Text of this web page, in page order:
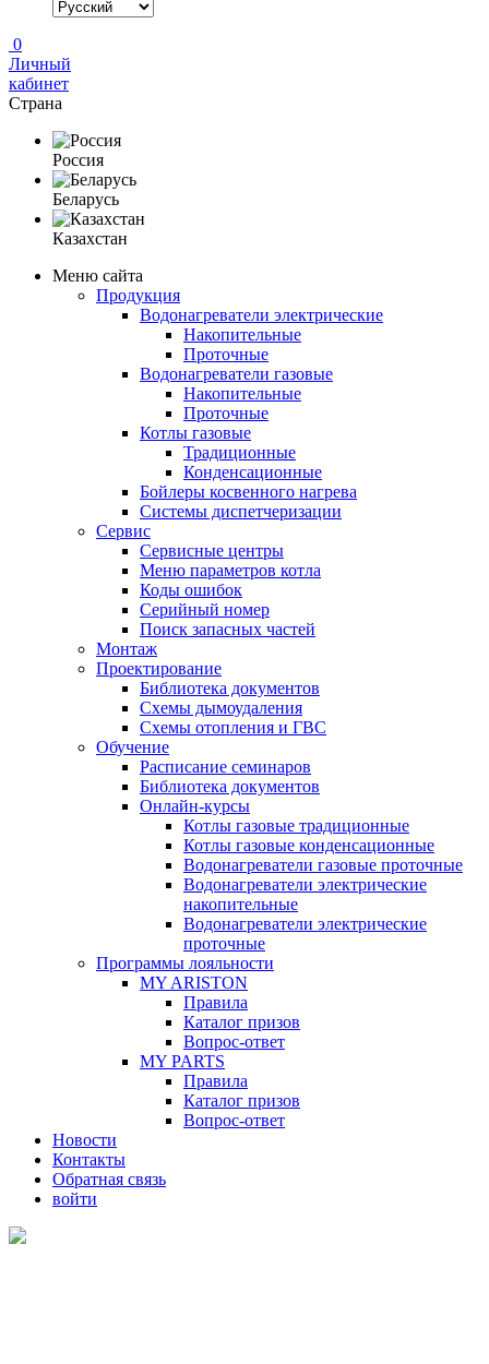
0
Личный
кабинет
Страна
Россия
Беларусь
Казахстан
Меню сайта
Продукция
Водонагреватели электрические
Накопительные
Проточные
Водонагреватели газовые
Накопительные
Проточные
Котлы газовые
Традиционные
Конденсационные
Бойлеры косвенного нагрева
Системы диспетчеризации
Сервис
Сервисные центры
Меню параметров котла
Коды ошибок
Серийный номер
Поиск запасных частей
Монтаж
Проектирование
Библиотека документов
Схемы дымоудаления
Схемы отопления и ГВС
Обучение
Расписание семинаров
Библиотека документов
Онлайн-курсы
Котлы газовые традиционные
Котлы газовые конденсационные
Водонагреватели газовые проточные
Водонагреватели электрические
накопительные
Водонагреватели электрические
проточные
Программы лояльности
MY ARISTON
Правила
Каталог призов
Вопрос-ответ
MY PARTS
Правила
Каталог призов
Вопрос-ответ
Новости
Контакты
Обратная связь
войти